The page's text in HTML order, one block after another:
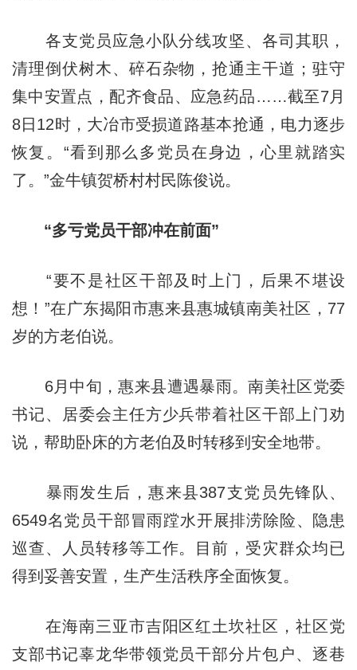
各支党员应急小队分线攻坚、各司其职，
清理倒伏树木、碎石杂物，抢通主干道；驻守
集中安置点，配齐食品、应急药品……截至7月
8日12时，大冶市受损道路基本抢通，电力逐步
恢复。“看到那么多党员在身边，心里就踏实
了。”金牛镇贺桥村村民陈俊说。
“多亏党员干部冲在前面”
“要不是社区干部及时上门，后果不堪设
想！”在广东揭阳市惠来县惠城镇南美社区，77
岁的方老伯说。
6月中旬，惠来县遭遇暴雨。南美社区党委
书记、居委会主任方少兵带着社区干部上门劝
说，帮助卧床的方老伯及时转移到安全地带。
暴雨发生后，惠来县387支党员先锋队、
6549名党员干部冒雨蹚水开展排涝除险、隐患
巡查、人员转移等工作。目前，受灾群众均已
得到妥善安置，生产生活秩序全面恢复。
在海南三亚市吉阳区红土坎社区，社区党
支部书记辜龙华带领党员干部分片包户、逐巷